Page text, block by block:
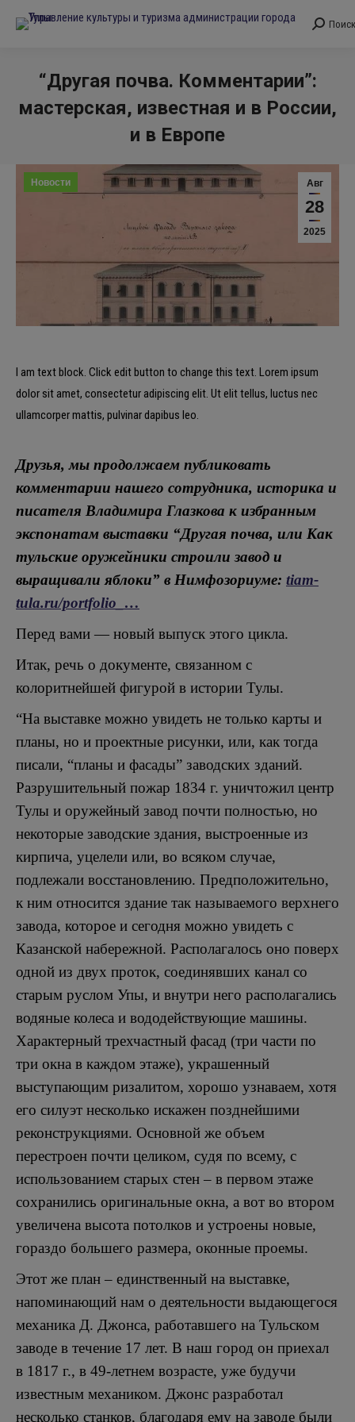
Поиск:
Поиск
“Другая почва. Комментарии”:
мастерская, известная и в России,
и в Европе
Авг
28
2025
Новости
I am text block. Click edit button to change this text. Lorem ipsum
dolor sit amet, consectetur adipiscing elit. Ut elit tellus, luctus nec
ullamcorper mattis, pulvinar dapibus leo.
Друзья, мы продолжаем публиковать
комментарии нашего сотрудника, историка и
писателя Владимира Глазкова к избранным
экспонатам выставки “Другая почва, или Как
тульские оружейники строили завод и
выращивали яблоки” в Нимфозориуме: tiam-
tula.ru/portfolio_…
Перед вами — новый выпуск этого цикла.
Итак, речь о документе, связанном с
колоритнейшей фигурой в истории Тулы.
“На выставке можно увидеть не только карты и
планы, но и проектные рисунки, или, как тогда
писали, “планы и фасады” заводских зданий.
Разрушительный пожар 1834 г. уничтожил центр
Тулы и оружейный завод почти полностью, но
некоторые заводские здания, выстроенные из
кирпича, уцелели или, во всяком случае,
подлежали восстановлению. Предположительно,
к ним относится здание так называемого верхнего
завода, которое и сегодня можно увидеть с
Казанской набережной. Располагалось оно поверх
одной из двух проток, соединявших канал со
старым руслом Упы, и внутри него располагались
водяные колеса и вододействующие машины.
Характерный трехчастный фасад (три части по
три окна в каждом этаже), украшенный
выступающим ризалитом, хорошо узнаваем, хотя
его силуэт несколько искажен позднейшими
реконструкциями. Основной же объем
перестроен почти целиком, судя по всему, с
использованием старых стен – в первом этаже
сохранились оригинальные окна, а вот во втором
увеличена высота потолков и устроены новые,
гораздо большего размера, оконные проемы.
Этот же план – единственный на выставке,
напоминающий нам о деятельности выдающегося
механика Д. Джонса, работавшего на Тульском
заводе в течение 17 лет. В наш город он приехал
в 1817 г., в 49-летнем возрасте, уже будучи
известным механиком. Джонс разработал
несколько станков, благодаря ему на заводе были